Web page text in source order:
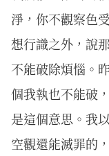
淨，你不觀察色
想行識之外，說
不能破除煩惱。
個我執也不能破
是這個意思。我
空觀還能滅罪的